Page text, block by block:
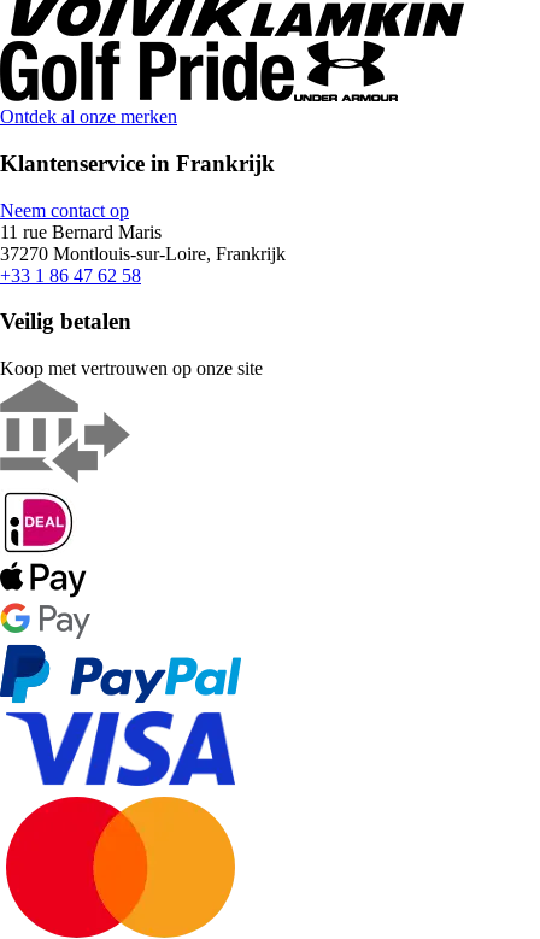
Ontdek al onze merken
Klantenservice in Frankrijk
Neem contact op
11 rue Bernard Maris
37270 Montlouis-sur-Loire, Frankrijk
+33 1 86 47 62 58
Veilig betalen
Koop met vertrouwen op onze site